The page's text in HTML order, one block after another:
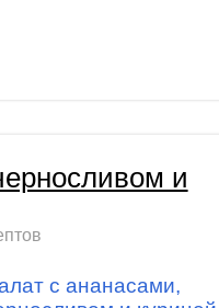
и
с ананасами,